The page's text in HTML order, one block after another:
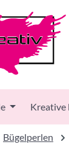
Kreative
Bügelperlen